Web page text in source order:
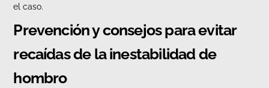
el caso.
Prevención y consejos para evitar
recaídas de la inestabilidad de
hombro